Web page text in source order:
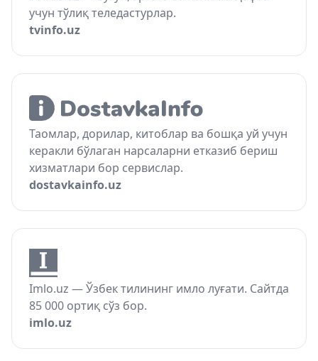
учун тўлиқ теледастурлар.
tvinfo.uz
Таомлар, дорилар, китоблар ва бошқа уй учун
керакли бўлаган нарсаларни етказиб бериш
хизматлари бор сервислар.
dostavkainfo.uz
Imlo.uz — Ўзбек тилининг имло луғати. Сайтда
85 000 ортиқ сўз бор.
imlo.uz